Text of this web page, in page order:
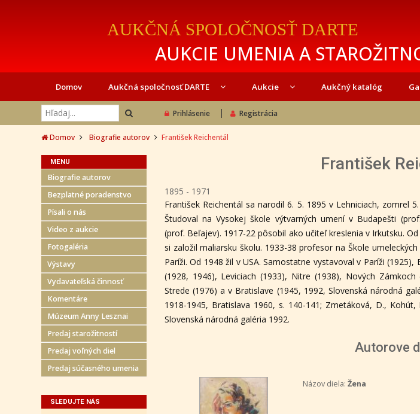
AUKČNÁ SPOLOČNOSŤ DARTE
AUKCIE UMENIA A
Domov Aukčná spoločnosť DARTE Aukcie Aukčný katalóg
Prihlásenie Registrácia
Domov Biografie autorov František Reichentál
MENU
Biografie autorov
Bezplatné poradenstvo
Písali o nás
Video z aukcie
Fotogaléria
Výstavy
Vydavateľská činnosť
Komentáre
Múzeum Anny Lesznai
Predaj starožitností
Predaj voľných diel
Predaj súčasného umenia
SLEDUJTE NÁS
František
1895 - 1971
František Reichentál sa narodil 6. 5. 1895 v Lehniciach, zomrel
Študoval na Vysokej škole výtvarných umení v Budapešti
(prof. Beľajev). 1917-22 pôsobil ako učiteľ kreslenia v Irkutsku.
si založil maliarsku školu. 1933-38 profesor na Škole
Paríži. Od 1948 žil v USA. Samostatne vystavoval v Paríži
(1928, 1946), Leviciach (1933), Nitre (1938), Nových
Strede (1976) a v Bratislave (1945, 1992, Slovenská národná
1918-1945, Bratislava 1960, s. 140-141; Zmetáková, D.,
Slovenská národná galéria 1992.
Autorove
Názov diela: Žena